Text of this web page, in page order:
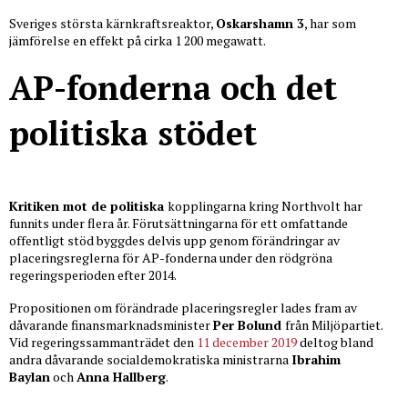
Sveriges största kärnkraftsreaktor, Oskarshamn 3, har som
jämförelse en effekt på cirka 1 200 megawatt.
AP-fonderna och det
politiska stödet
Kritiken mot de politiska kopplingarna kring Northvolt har
funnits under flera år. Förutsättningarna för ett omfattande
offentligt stöd byggdes delvis upp genom förändringar av
placeringsreglerna för AP-fonderna under den rödgröna
regeringsperioden efter 2014.
Propositionen om förändrade placeringsregler lades fram av
dåvarande finansmarknadsministerPer Bolund från Miljöpartiet.
Vid regeringssammanträdet den 11 december 2019deltog bland
andra dåvarande socialdemokratiska ministrarna Ibrahim
BaylanochAnna Hallberg.